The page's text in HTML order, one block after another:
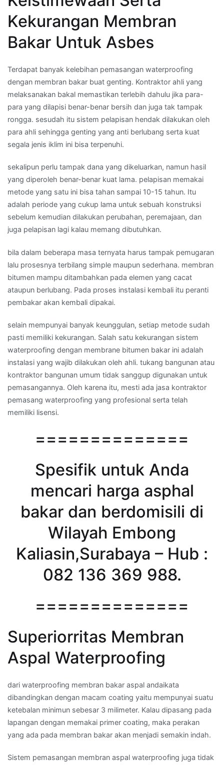
Kekurangan Membran
Bakar Untuk Asbes
Terdapat banyak kelebihan pemasangan waterproofing
dengan membran bakar buat genting. Kontraktor ahli yang
melaksanakan bakal memastikan terlebih dahulu jika para-
para yang dilapisi benar-benar bersih dan juga tak tampak
rongga. sesudah itu sistem pelapisan hendak dilakukan oleh
para ahli sehingga genting yang anti berlubang serta kuat
segala jenis iklim ini bisa terpenuhi.
sekalipun perlu tampak dana yang dikeluarkan, namun hasil
yang diperoleh benar-benar kuat lama. pelapisan memakai
metode yang satu ini bisa tahan sampai 10-15 tahun. Itu
adalah periode yang cukup lama untuk sebuah konstruksi
sebelum kemudian dilakukan perubahan, peremajaan, dan
juga pelapisan lagi kalau memang dibutuhkan.
bila dalam beberapa masa ternyata harus tampak pemugaran
lalu prosesnya terbilang simple maupun sederhana. membran
bitumen mampu ditambahkan pada elemen yang cacat
ataupun berlubang. Pada proses instalasi kembali itu peranti
pembakar akan kembali dipakai.
selain mempunyai banyak keunggulan, setiap metode sudah
pasti memiliki kekurangan. Salah satu kekurangan sistem
waterproofing dengan membrane bitumen bakar ini adalah
instalasi yang wajib dilakukan oleh ahli. tukang bangunan atau
kontraktor bangunan umum tidak sanggup digunakan untuk
pemasangannya. Oleh karena itu, mesti ada jasa kontraktor
pemasang waterproofing yang profesional serta telah
memiliki lisensi.
==============
Spesifik untuk Anda
mencari harga asphal
bakar dan berdomisili di
Wilayah Embong
Kaliasin,Surabaya – Hub :
082 136 369 988.
==============
Superiorritas Membran
Aspal Waterproofing
dari waterproofing membran bakar aspal andaikata
dibandingkan dengan macam coating yaitu mempunyai suatu
ketebalan minimun sebesar 3 milimeter. Kalau dipasang pada
lapangan dengan memakai primer coating, maka perakan
yang ada pada membran bakar akan menjadi semakin indah.
Sistem pemasangan membran aspal waterproofing juga tidak